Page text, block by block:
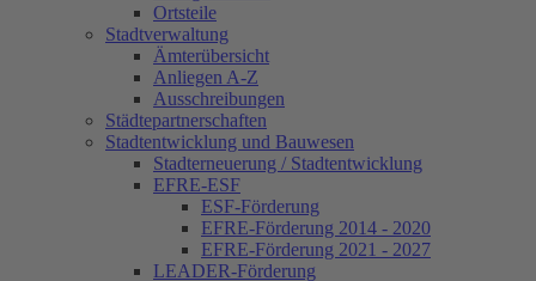
Ortsteile
Stadtverwaltung
Ämterübersicht
Anliegen A-Z
Ausschreibungen
Städtepartnerschaften
Stadtentwicklung und Bauwesen
Stadterneuerung / Stadtentwicklung
EFRE-ESF
ESF-Förderung
EFRE-Förderung 2014 - 2020
EFRE-Förderung 2021 - 2027
LEADER-Förderung